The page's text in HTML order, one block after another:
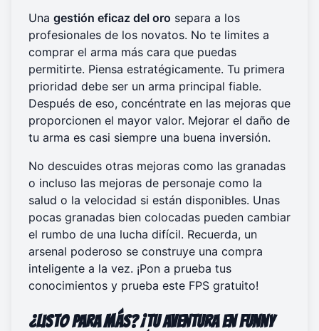
Una gestión eficaz del oro separa a los
profesionales de los novatos. No te limites a
comprar el arma más cara que puedas
permitirte. Piensa estratégicamente. Tu primera
prioridad debe ser un arma principal fiable.
Después de eso, concéntrate en las mejoras que
proporcionen el mayor valor. Mejorar el daño de
tu arma es casi siempre una buena inversión.
No descuides otras mejoras como las granadas
o incluso las mejoras de personaje como la
salud o la velocidad si están disponibles. Unas
pocas granadas bien colocadas pueden cambiar
el rumbo de una lucha difícil. Recuerda, un
arsenal poderoso se construye una compra
inteligente a la vez. ¡Pon a prueba tus
conocimientos y prueba este FPS gratuito!
¿Listo para más? ¡Tu aventura en Funny